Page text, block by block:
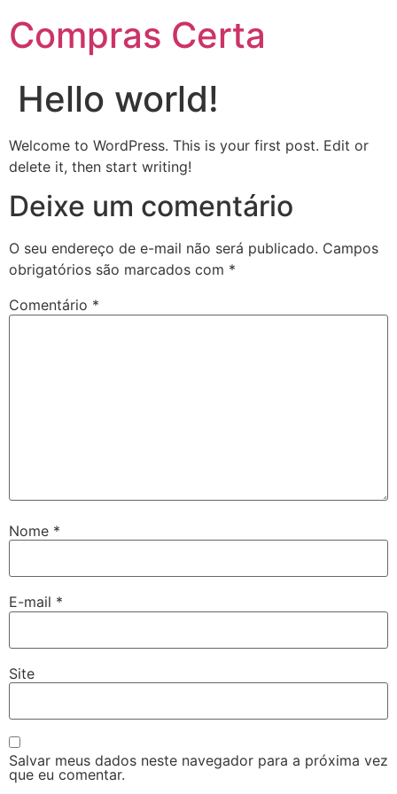
Compras Certa
Hello world!
Welcome to WordPress. This is your first post. Edit or
delete it, then start writing!
Deixe um comentário
O seu endereço de e-mail não será publicado. Campos
obrigatórios são marcados com *
Comentário *
Nome *
E-mail *
Site
Salvar meus dados neste navegador para a próxima vez
que eu comentar.